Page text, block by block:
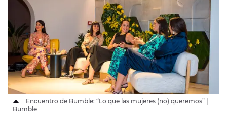
Encuentro de Bumble: “Lo que las mujeres (no) queremos” |
Bumble